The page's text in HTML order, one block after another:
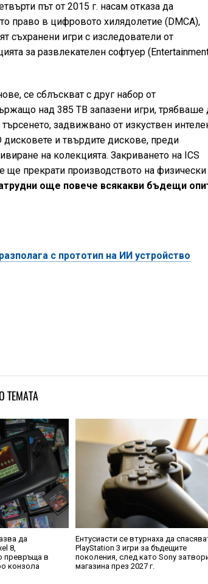
път от 2015 г. насам отказа да
право в цифровото хилядолетие (DMCA),
съхранени игри с изследователи от
за развлекателен софтуер
се сблъскват с друг набор от
над 385 TB запазени игри, трябваше
задвижвано от изкуствен
и твърдите дискове, преди
на колекцията. Закриването на ICS
ще прекрати производството на физически
още повече всякакви бъдещи
с прототип на ИИ устройство
ТЕМАТА
да
8,
превръща в
конзола
Ентусиасти се втурнаха да
PlayStation 3 игри за бъдещите
поколения, след като Sony
магазина през 2027 г.